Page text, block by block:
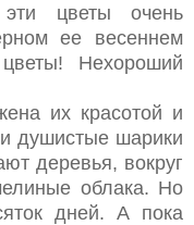
цветы очень
ее весеннем
Нехороший
их красотой и
душистые шарики
деревья, вокруг
облака. Но
дней. А пока